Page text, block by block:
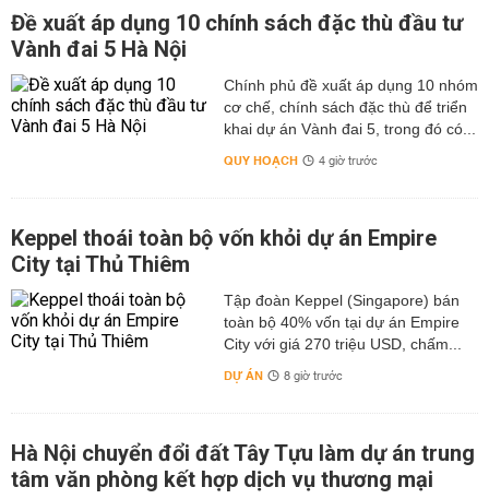
Đề xuất áp dụng 10 chính sách đặc thù đầu tư
Vành đai 5 Hà Nội
Chính phủ đề xuất áp dụng 10 nhóm
cơ chế, chính sách đặc thù để triển
khai dự án Vành đai 5, trong đó có...
QUY HOẠCH 4 giờ trước
Keppel thoái toàn bộ vốn khỏi dự án Empire
City tại Thủ Thiêm
Tập đoàn Keppel (Singapore) bán
toàn bộ 40% vốn tại dự án Empire
City với giá 270 triệu USD, chấm...
DỰ ÁN 8 giờ trước
Hà Nội chuyển đổi đất Tây Tựu làm dự án trung
tâm văn phòng kết hợp dịch vụ thương mại